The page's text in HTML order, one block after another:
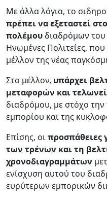
Με άλλα λόγια, το
πρέπει να εξεταστεί
πολέμουδιαδρόμων του
Ηνωμένες Πολιτείες,
μέλλον της νέας
Στο μέλλον, υπάρχει
μεταφορών και
διαδρόμου, με στόχο
εμπορίου και της
Επίσης, οιπροσπάθειες
των τρένων και τη
χρονοδιαγραμμάτων
ενίσχυση αυτού του
ευρύτερων εμπορικών